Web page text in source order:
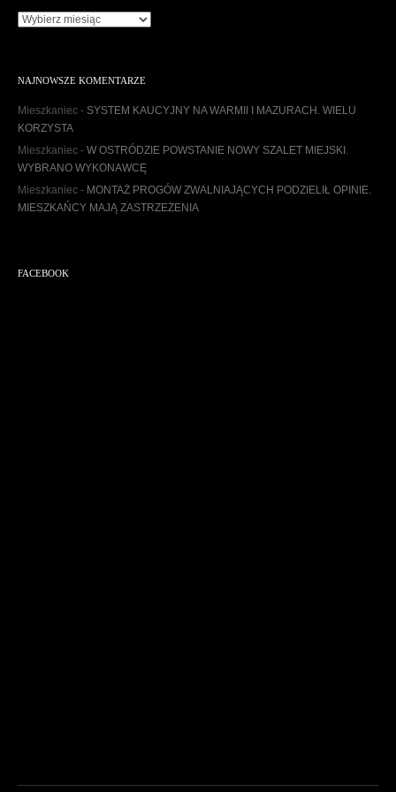
A
w
u
NAJNOWSZE KOMENTARZE
Mieszkaniec - SYSTEM KAUCYJNY NA WARMII I MAZURACH. WIELU
KORZYSTA
Mieszkaniec - W OSTRÓDZIE POWSTANIE NOWY SZALET MIEJSKI.
WYBRANO WYKONAWCĘ
Mieszkaniec - MONTAŻ PROGÓW ZWALNIAJĄCYCH PODZIELIŁ OPINIE.
MIESZKAŃCY MAJĄ ZASTRZEŻENIA
FACEBOOK